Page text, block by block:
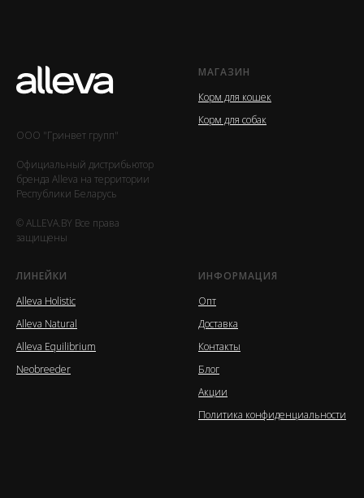
ООО "Гринвет групп"
Официальный дистрибьютор
бренда Alleva на территории
Республики Беларусь
© ALLEVA.BY Все права
защищены
МАГАЗИН
Корм для кошек
Корм для собак
ЛИНЕЙКИ
Alleva Holistic
Alleva Natural
Alleva Equilibrium
Neobreeder
ИНФОРМАЦИЯ
Опт
Доставка
Контакты
Блог
Акции
Политика конфиденциальности